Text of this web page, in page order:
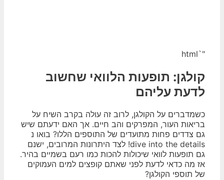
"`html
קולגן: תופעות הלוואי שחשוב
לדעת עליהם
כשמדברים על הקולגן, לרוב זה עולה בקרב השיח על
בריאות העור, המפרקים והב חיים. אך האם ידעתם שיש
גם צדדים פחות מתועדים של התוספים הללו? בואו נ
dive into the details! לצד היתרונות המרובים, ישנם
גם תופעות לוואי שיכולות להכות כמו רעם בשמיים בהיר.
אז מה כדאי לדעת לפני שאתם קופצים למים העמוקים
של תוספי הקולגן?